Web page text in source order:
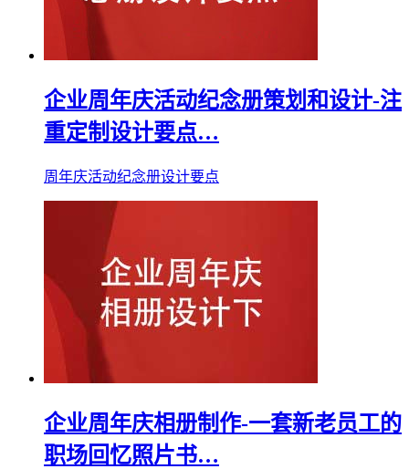
企业周年庆活动纪念册策划和设计-注
重定制设计要点…
周年庆活动纪念册设计要点
企业周年庆相册制作-一套新老员工的
职场回忆照片书…